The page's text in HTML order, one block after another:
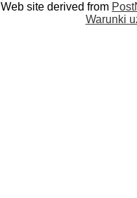
Web site derived from
Warunki